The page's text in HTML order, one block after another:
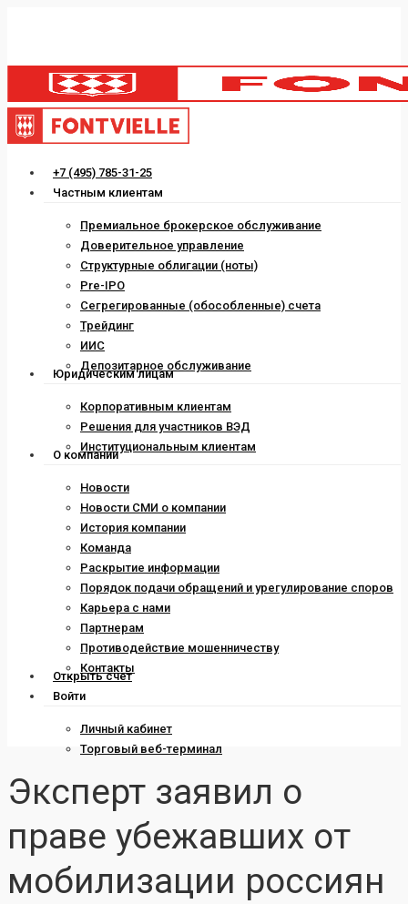
content
Menu
+7 (495) 785-31-25
Частным клиентам
Премиальное брокерское обслуживание
Доверительное управление
Структурные облигации (ноты)
Pre-IPO
Сегрегированные (обособленные) счета
Трейдинг
ИИС
Депозитарное обслуживание
Юридическим лицам
Корпоративным клиентам
Решения для участников ВЭД
Институциональным клиентам
О компании
Новости
Новости СМИ о компании
История компании
Команда
Раскрытие информации
Порядок подачи обращений и урегулирование споров
Карьера с нами
Партнерам
Противодействие мошенничеству
Контакты
Открыть счет
Войти
Личный кабинет
Торговый веб-терминал
Эксперт заявил о
праве убежавших от
мобилизации россиян